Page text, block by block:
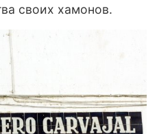
своих хамонов.